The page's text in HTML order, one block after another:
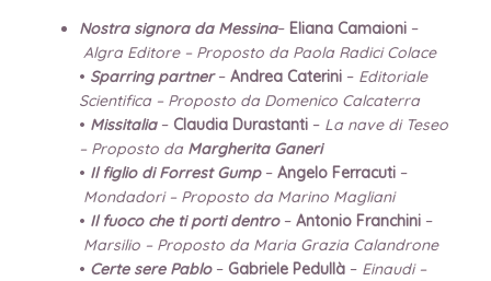
Nostra signora da Messina– Eliana Camaioni –
Algra Editore – Proposto da Paola Radici Colace
• Sparring partner– Andrea Caterini – Editoriale
Scientifica – Proposto da Domenico Calcaterra
• Missitalia– Claudia Durastanti – La nave di Teseo
– Proposto da Margherita Ganeri
• Il figlio di Forrest Gump– Angelo Ferracuti –
Mondadori – Proposto da Marino Magliani
• Il fuoco che ti porti dentro– Antonio Franchini –
Marsilio – Proposto da Maria Grazia Calandrone
• Certe sere Pablo – Gabriele Pedullà – Einaudi –